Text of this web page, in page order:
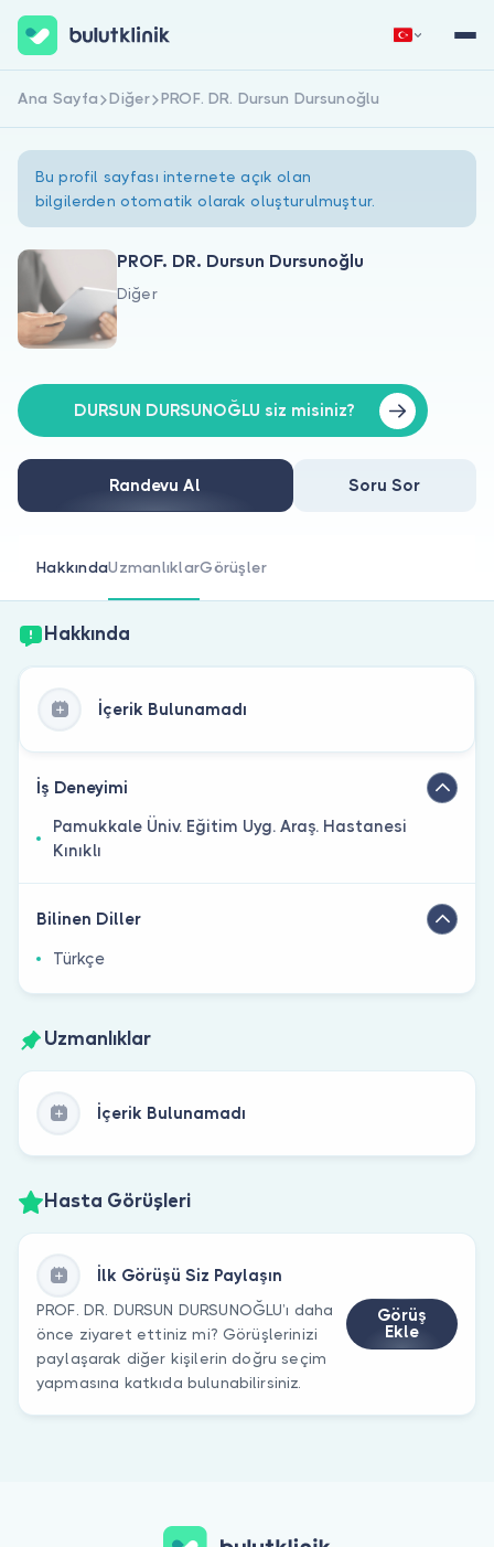
Hakkımızda
Doktorlar için
Doktor musunuz?
Hemen Kaydol Giriş Yap
Ana Sayfa Diğer PROF. DR. Dursun Dursunoğlu
Bu profil sayfası internete açık olan
bilgilerden otomatik olarak oluşturulmuştur.
PROF. DR. Dursun Dursunoğlu
Diğer
DURSUN DURSUNOĞLU siz misiniz?
Randevu Al Soru Sor
HakkındaUzmanlıklarGörüşler
Hakkında
İçerik Bulunamadı
İş Deneyimi
Pamukkale Üniv. Eğitim Uyg. Araş. Hastanesi
Kınıklı
Bilinen Diller
Türkçe
Uzmanlıklar
İçerik Bulunamadı
Hasta Görüşleri
İlk Görüşü Siz Paylaşın
PROF. DR. DURSUN DURSUNOĞLU’ı daha
önce ziyaret ettiniz mi? Görüşlerinizi
paylaşarak diğer kişilerin doğru seçim
yapmasına katkıda bulunabilirsiniz.
Görüş
Ekle